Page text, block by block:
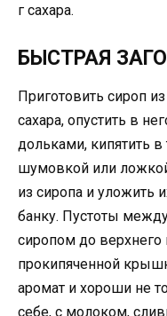
г сахара.
БЫСТРАЯ
Приготовить сироп
сахара, опустить в
дольками, кипятить
шумовкой или
из сиропа и уложить
банку. Пустоты
сиропом до верхнего
прокипяченной
аромат и хороши не
себе, с молоком,